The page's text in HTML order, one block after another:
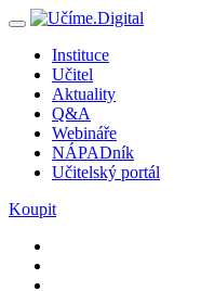
Instituce
Učitel
Aktuality
Q&A
Webináře
NÁPADník
Učitelský portál
Koupit